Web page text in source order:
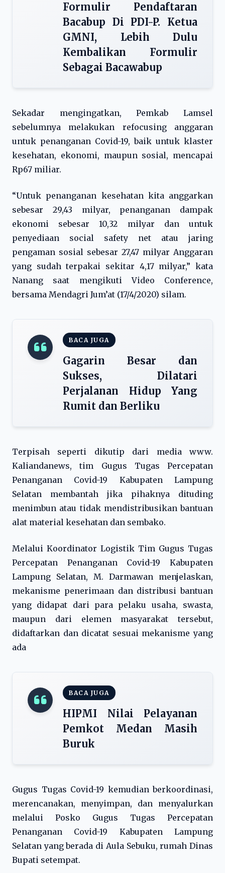
Formulir Pendaftaran
Bacabup Di PDI-P. Ketua
GMNI, Lebih Dulu
Kembalikan Formulir
Sebagai Bacawabup
Sekadar mengingatkan, Pemkab Lamsel
sebelumnya melakukan refocusing anggaran
untuk penanganan Covid-19, baik untuk klaster
kesehatan, ekonomi, maupun sosial, mencapai
Rp67 miliar.
“Untuk penanganan kesehatan kita anggarkan
sebesar 29,43 milyar, penanganan dampak
ekonomi sebesar 10,32 milyar dan untuk
penyediaan social safety net atau jaring
pengaman sosial sebesar 27,47 milyar Anggaran
yang sudah terpakai sekitar 4,17 milyar,” kata
Nanang saat mengikuti Video Conference,
bersama Mendagri Jum’at (17/4/2020) silam.
BACA JUGA
Gagarin Besar dan
Sukses, Dilatari
Perjalanan Hidup Yang
Rumit dan Berliku
Terpisah seperti dikutip dari media www.
Kaliandanews, tim Gugus Tugas Percepatan
Penanganan Covid-19 Kabupaten Lampung
Selatan membantah jika pihaknya dituding
menimbun atau tidak mendistribusikan bantuan
alat material kesehatan dan sembako.
Melalui Koordinator Logistik Tim Gugus Tugas
Percepatan Penanganan Covid-19 Kabupaten
Lampung Selatan, M. Darmawan menjelaskan,
mekanisme penerimaan dan distribusi bantuan
yang didapat dari para pelaku usaha, swasta,
maupun dari elemen masyarakat tersebut,
didaftarkan dan dicatat sesuai mekanisme yang
ada
BACA JUGA
HIPMI Nilai Pelayanan
Pemkot Medan Masih
Buruk
Gugus Tugas Covid-19 kemudian berkoordinasi,
merencanakan, menyimpan, dan menyalurkan
melalui Posko Gugus Tugas Percepatan
Penanganan Covid-19 Kabupaten Lampung
Selatan yang berada di Aula Sebuku, rumah Dinas
Bupati setempat.